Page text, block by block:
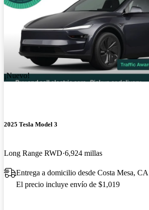
¡Nuevo!
2025 Tesla Model 3
Long Range RWD 6,924 millas
Entrega a domicilio desde Costa Mesa, CA
El precio incluye envío de $1,019